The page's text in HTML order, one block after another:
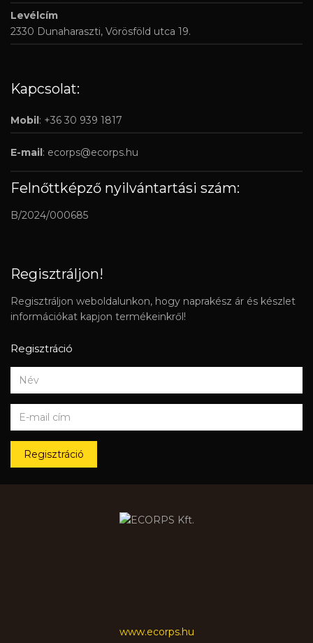
Levélcím
2330 Dunaharaszti, Vörösföld utca 19.
Kapcsolat:
Mobil: +36 30 939 1817
E-mail: ecorps@ecorps.hu
Felnőttképző nyilvántartási szám:
B/2024/000685
Regisztráljon!
Regisztráljon weboldalunkon, hogy naprakész ár és készlet
információkat kapjon termékeinkről!
Regisztráció
Regisztráció
www.ecorps.hu